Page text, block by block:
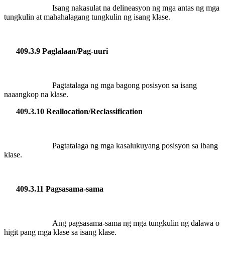
Isang nakasulat na delineasyon ng mga antas ng mga
tungkulin at mahahalagang tungkulin ng isang klase.
409.3.9 Paglalaan/Pag-uuri
Pagtatalaga ng mga bagong posisyon sa isang
naaangkop na klase.
409.3.10 Reallocation/Reclassification
Pagtatalaga ng mga kasalukuyang posisyon sa ibang
klase.
409.3.11 Pagsasama-sama
Ang pagsasama-sama ng mga tungkulin ng dalawa o
higit pang mga klase sa isang klase.